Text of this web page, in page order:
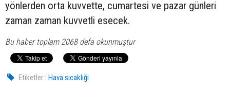
yönlerden orta kuvvette, cumartesi ve pazar günleri
zaman zaman kuvvetli esecek.
Bu haber toplam 2068 defa okunmuştur
Etiketler : Hava sıcaklığı